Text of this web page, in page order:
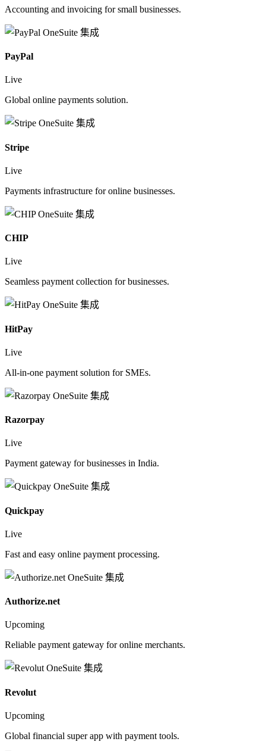
Accounting and invoicing for small businesses.
PayPal
Live
Global online payments solution.
Stripe
Live
Payments infrastructure for online businesses.
CHIP
Live
Seamless payment collection for businesses.
HitPay
Live
All-in-one payment solution for SMEs.
Razorpay
Live
Payment gateway for businesses in India.
Quickpay
Live
Fast and easy online payment processing.
Authorize.net
Upcoming
Reliable payment gateway for online merchants.
Revolut
Upcoming
Global financial super app with payment tools.